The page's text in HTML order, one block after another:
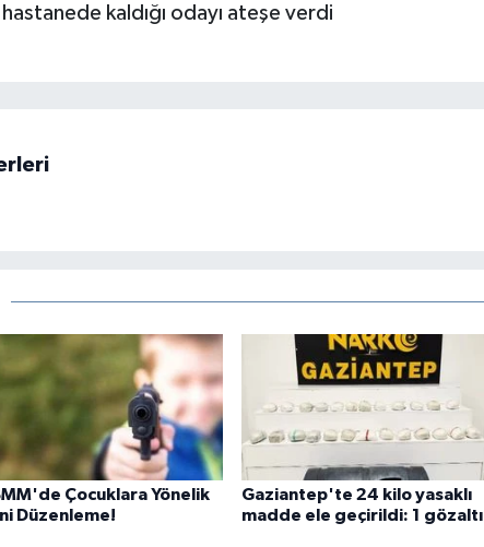
Çocuklara Yönelik
Düzenleme!
Gaziantep'te 24 kilo yasaklı
madde ele geçirildi: 1 gözaltı